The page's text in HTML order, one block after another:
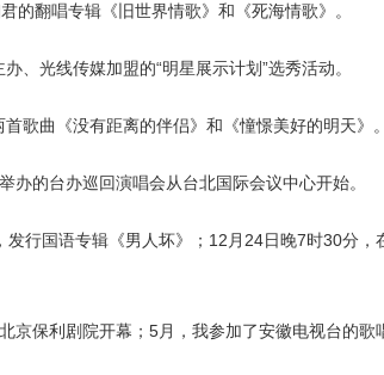
的翻唱专辑《旧世界情歌》和《死海情歌》。
、光线传媒加盟的“明星展示计划”选秀活动。
歌曲《没有距离的伴侣》和《憧憬美好的明天》。
的台办巡回演唱会从台北国际会议中心开始。
行国语专辑《男人坏》；12月24日晚7时30分，
保利剧院开幕；5月，我参加了安徽电视台的歌